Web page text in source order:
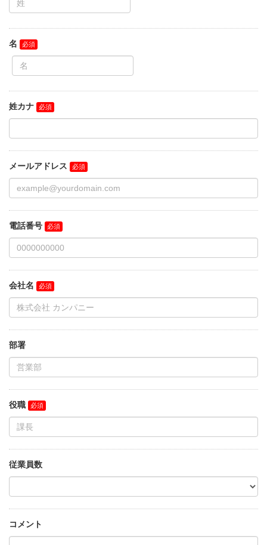
名
姓カナ
メールアドレス
電話番号
会社名
部署
役職
従業員数
コメント